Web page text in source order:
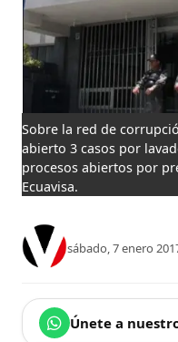
Sobre la red de
abierto 3 casos por
procesos abiertos por
Ecuavisa.
sábado, 7 enero
Únete a